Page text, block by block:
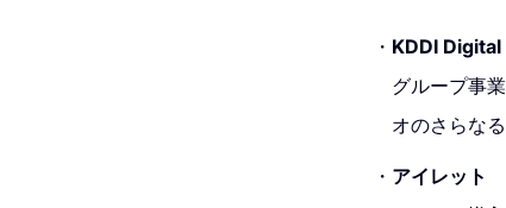
KDDI
グループ事
オのさらな
アイレット